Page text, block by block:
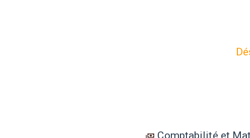
Comptabilité et